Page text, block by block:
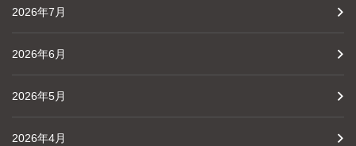
2026年7月
2026年6月
2026年5月
2026年4月